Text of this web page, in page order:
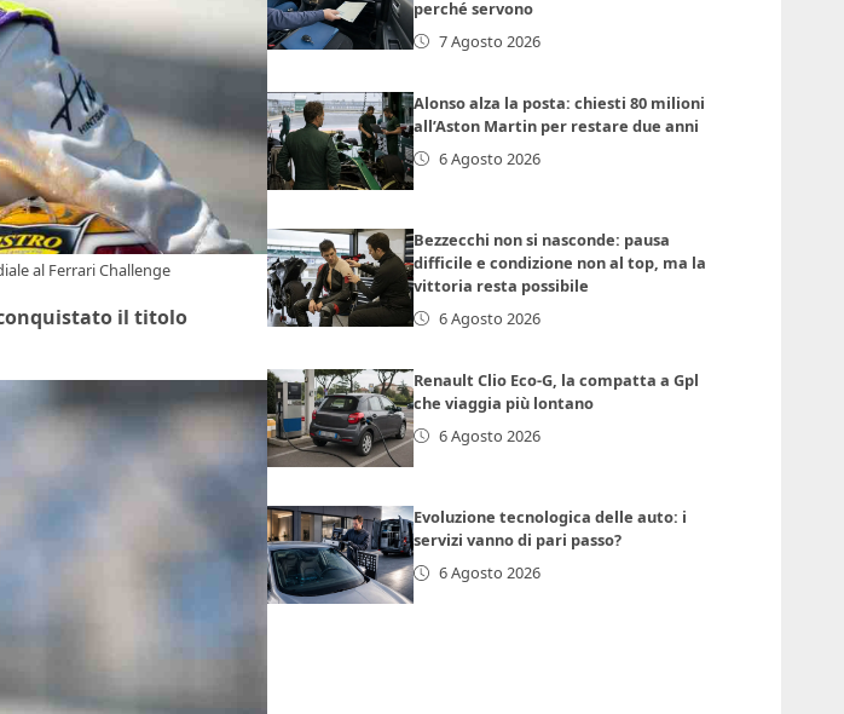
al Ferrari Challenge
conquistato il titolo
perché servono
7 Agosto 2026
Alonso alza la posta: chiesti 80 milioni
all’Aston Martin per restare due anni
6 Agosto 2026
Bezzecchi non si nasconde: pausa
difficile e condizione non al top, ma la
vittoria resta possibile
6 Agosto 2026
Renault Clio Eco-G, la compatta a Gpl
che viaggia più lontano
6 Agosto 2026
Evoluzione tecnologica delle auto: i
servizi vanno di pari passo?
6 Agosto 2026